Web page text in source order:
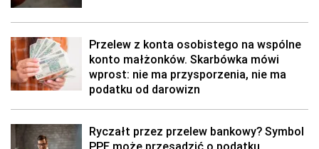
Przelew z konta osobistego na wspólne
konto małżonków. Skarbówka mówi
wprost: nie ma przysporzenia, nie ma
podatku od darowizn
Ryczałt przez przelew bankowy? Symbol